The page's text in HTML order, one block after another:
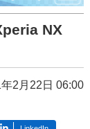
NX
2月22日 06:00